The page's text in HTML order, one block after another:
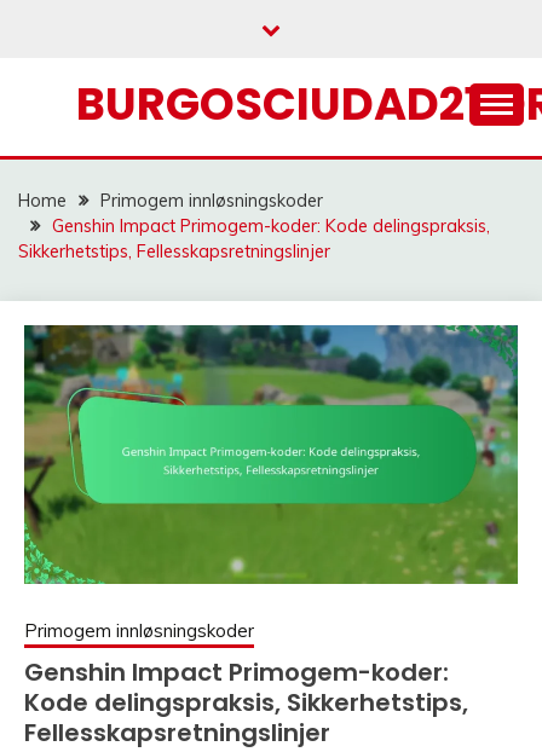
Home
Primogem innløsningskoder
Genshin Impact Primogem-koder: Kode delingspraksis,
Sikkerhetstips, Fellesskapsretningslinjer
Primogem innløsningskoder
Genshin Impact Primogem-koder:
Kode delingspraksis, Sikkerhetstips,
Fellesskapsretningslinjer